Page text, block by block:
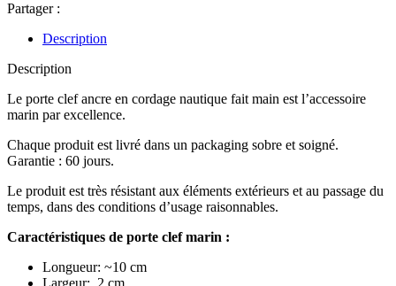
Partager :
Description
Description
Le porte clef ancre en cordage nautique fait main est l’accessoire
marin par excellence.
Chaque produit est livré dans un packaging sobre et soigné.
Garantie : 60 jours.
Le produit est très résistant aux éléments extérieurs et au passage du
temps, dans des conditions d’usage raisonnables.
Caractéristiques de porte clef marin :
Longueur: ~10 cm